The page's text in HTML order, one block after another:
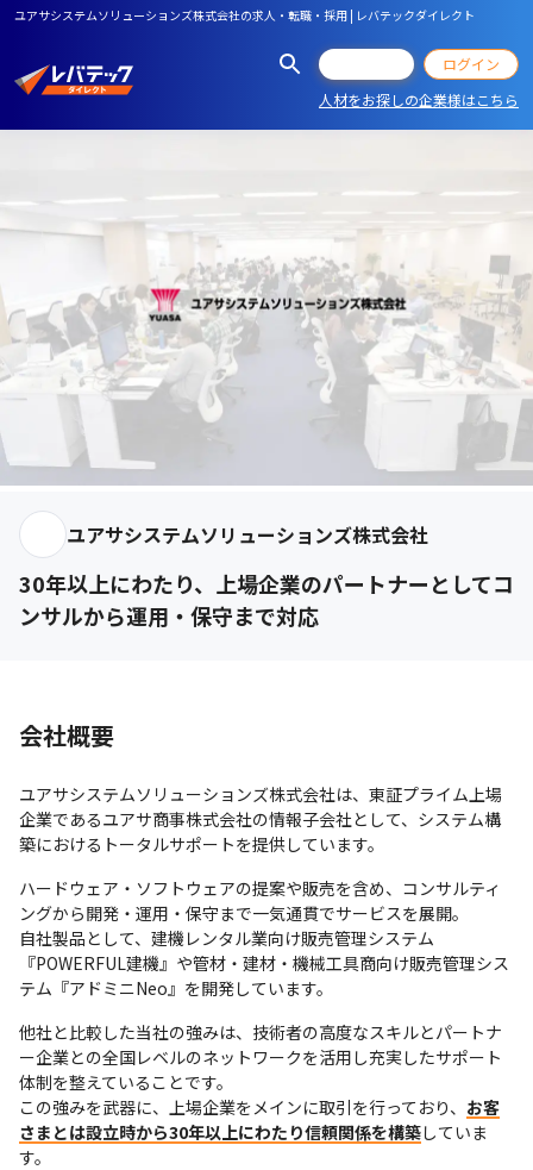
ユアサシステムソリューションズ株式会社の求人・転職・採用 | レバテックダイレクト
ログイン
人材をお探しの企業様はこちら
ユアサシステムソリューションズ株式会社
30年以上にわたり、上場企業のパートナーとしてコ
ンサルから運用・保守まで対応
会社概要
ユアサシステムソリューションズ株式会社は、東証プライム上場
企業であるユアサ商事株式会社の情報子会社として、システム構
築におけるトータルサポートを提供しています。
ハードウェア・ソフトウェアの提案や販売を含め、コンサルティ
ングから開発・運用・保守まで一気通貫でサービスを展開。
自社製品として、建機レンタル業向け販売管理システム
『POWERFUL建機』や管材・建材・機械工具商向け販売管理シス
テム『アドミニNeo』を開発しています。
他社と比較した当社の強みは、技術者の高度なスキルとパートナ
ー企業との全国レベルのネットワークを活用し充実したサポート
体制を整えていることです。
この強みを武器に、上場企業をメインに取引を行っており、 お客
さまとは設立時から30年以上にわたり信頼関係を構築していま
す。